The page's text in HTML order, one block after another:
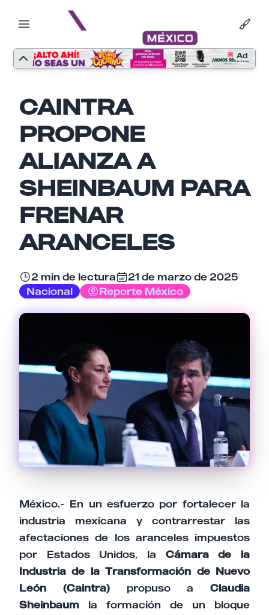
Ad
CAINTRA
PROPONE
ALIANZA A
SHEINBAUM PARA
FRENAR
ARANCELES
2 min de lectura
21 de marzo de 2025
Nacional
Reporte México
México.- En un esfuerzo por fortalecer la
industria mexicana y contrarrestar las
afectaciones de los aranceles impuestos
por Estados Unidos, la Cámara de la
Industria de la Transformación de Nuevo
León (Caintra)propuso a Claudia
Sheinbaum la formación de un bloque
Nombre
Tu comentario
Cancelar Enviar comentario